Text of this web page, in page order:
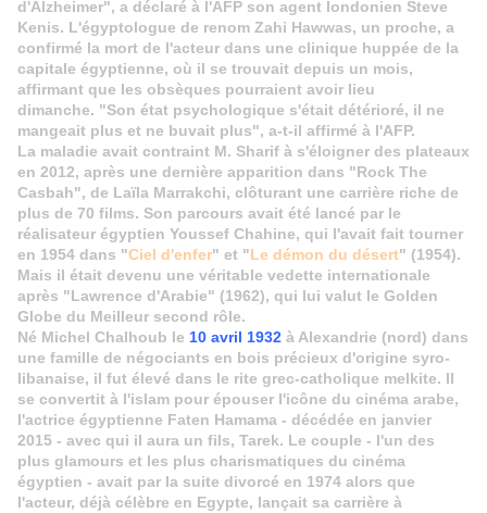
d'Alzheimer", a déclaré à l'AFP son agent londonien Steve
Kenis. L'égyptologue de renom Zahi Hawwas, un proche, a
confirmé la mort de l'acteur dans une clinique huppée de la
capitale égyptienne, où il se trouvait depuis un mois,
affirmant que les obsèques pourraient avoir lieu
dimanche. "Son état psychologique s'était détérioré, il ne
mangeait plus et ne buvait plus", a-t-il affirmé à l'AFP.
La maladie avait contraint M. Sharif à s'éloigner des plateaux
en 2012, après une dernière apparition dans "Rock The
Casbah", de Laïla Marrakchi, clôturant une carrière riche de
plus de 70 films. Son parcours avait été lancé par le
réalisateur égyptien Youssef Chahine, qui l'avait fait tourner
en 1954 dans "Ciel d'enfer" et "Le démon du désert" (1954).
Mais il était devenu une véritable vedette internationale
après "Lawrence d'Arabie" (1962), qui lui valut le Golden
Globe du Meilleur second rôle.
Né Michel Chalhoub le 10 avril 1932 à Alexandrie (nord) dans
une famille de négociants en bois précieux d'origine syro-
libanaise, il fut élevé dans le rite grec-catholique melkite. Il
se convertit à l'islam pour épouser l'icône du cinéma arabe,
l'actrice égyptienne Faten Hamama - décédée en janvier
2015 - avec qui il aura un fils, Tarek. Le couple - l'un des
plus glamours et les plus charismatiques du cinéma
égyptien - avait par la suite divorcé en 1974 alors que
l'acteur, déjà célèbre en Egypte, lançait sa carrière à